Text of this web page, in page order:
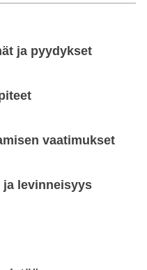
ja pyydykset
vaatimukset
levinneisyys